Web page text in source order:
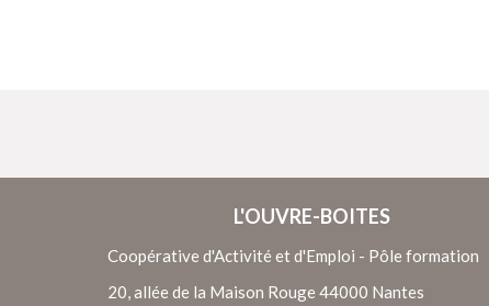
L'OUVRE-BOITES
Coopérative d'Activité et d'Emploi - Pôle formation
20, allée de la Maison Rouge 44000 Nantes